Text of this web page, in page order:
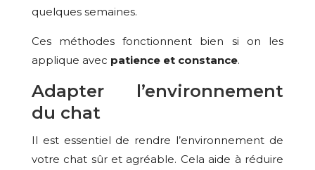
quelques semaines.
Ces méthodes fonctionnent bien si on les
applique avec patience et constance.
Adapter l’environnement
du chat
Il est essentiel de rendre l’environnement de
votre chat sûr et agréable. Cela aide à réduire